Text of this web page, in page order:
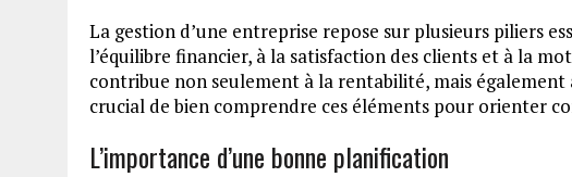
La gestion d’une entreprise repose sur plusieurs piliers
l’équilibre financier, à la satisfaction des clients et à la
contribue non seulement à la rentabilité, mais
crucial de bien comprendre ces éléments pour orienter
L’importance d’une bonne planification